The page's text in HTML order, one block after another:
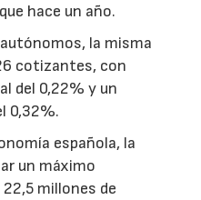
hace un año.
la misma
cotizantes, con
del 0,22% y un
0,32%.
española, la
un máximo
millones de